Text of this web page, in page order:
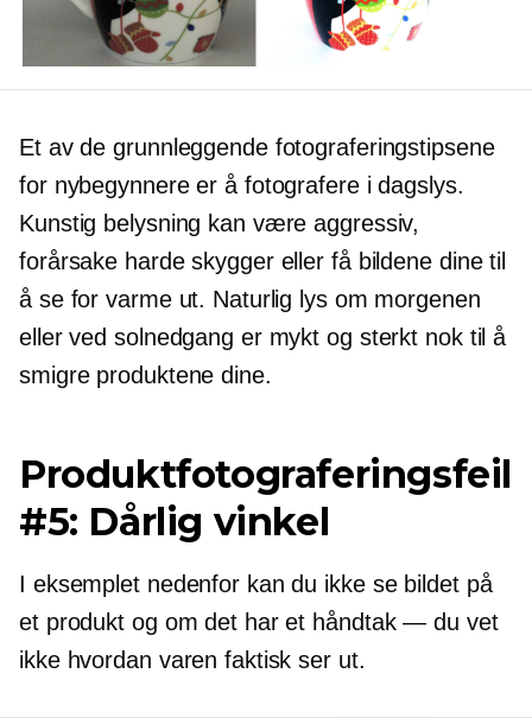
Et av de grunnleggende fotograferingstipsene
for nybegynnere er å fotografere i dagslys.
Kunstig belysning kan være aggressiv,
forårsake harde skygger eller få bildene dine til
å se for varme ut. Naturlig lys om morgenen
eller ved solnedgang er mykt og sterkt nok til å
smigre produktene dine.
Produktfotograferingsfeil
#5: Dårlig vinkel
I eksemplet nedenfor kan du ikke se bildet på
et produkt og om det har et håndtak — du vet
ikke hvordan varen faktisk ser ut.